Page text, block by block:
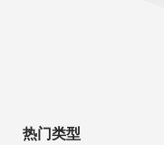
热门类型